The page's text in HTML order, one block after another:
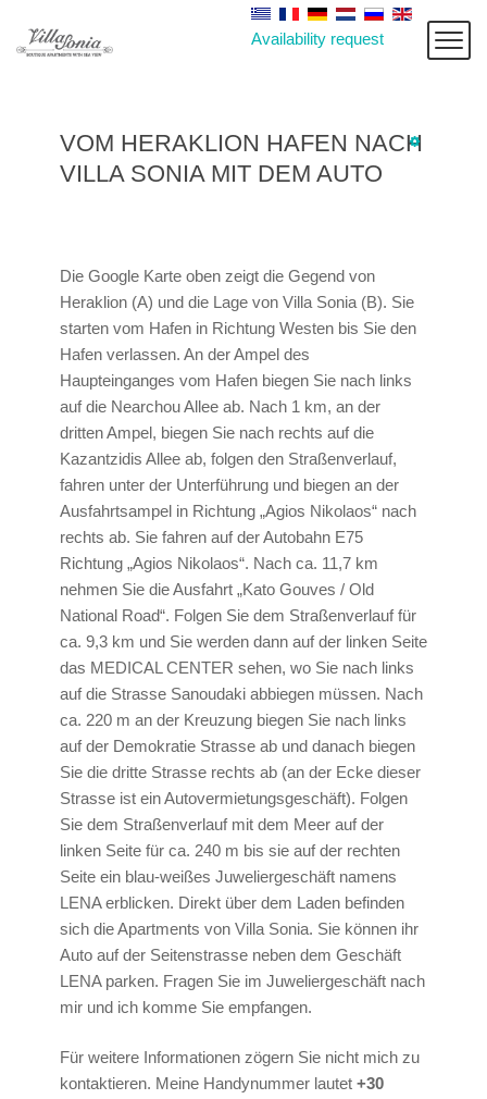
Availability request
VOM HERAKLION HAFEN NACH
VILLA SONIA MIT DEM AUTO
Die Google Karte oben zeigt die Gegend von
Heraklion (A) und die Lage von Villa Sonia (B). Sie
starten vom Hafen in Richtung Westen bis Sie den
Hafen verlassen. An der Ampel des
Haupteinganges vom Hafen biegen Sie nach links
auf die Nearchou Allee ab. Nach 1 km, an der
dritten Ampel, biegen Sie nach rechts auf die
Kazantzidis Allee ab, folgen den Straßenverlauf,
fahren unter der Unterführung und biegen an der
Ausfahrtsampel in Richtung „Agios Nikolaos“ nach
rechts ab. Sie fahren auf der Autobahn E75
Richtung „Agios Nikolaos“. Nach ca. 11,7 km
nehmen Sie die Ausfahrt „Kato Gouves / Old
National Road“. Folgen Sie dem Straßenverlauf für
ca. 9,3 km und Sie werden dann auf der linken Seite
das MEDICAL CENTER sehen, wo Sie nach links
auf die Strasse Sanoudaki abbiegen müssen. Nach
ca. 220 m an der Kreuzung biegen Sie nach links
auf der Demokratie Strasse ab und danach biegen
Sie die dritte Strasse rechts ab (an der Ecke dieser
Strasse ist ein Autovermietungsgeschäft). Folgen
Sie dem Straßenverlauf mit dem Meer auf der
linken Seite für ca. 240 m bis sie auf der rechten
Seite ein blau-weißes Juweliergeschäft namens
LENA erblicken. Direkt über dem Laden befinden
sich die Apartments von Villa Sonia. Sie können ihr
Auto auf der Seitenstrasse neben dem Geschäft
LENA parken. Fragen Sie im Juweliergeschäft nach
mir und ich komme Sie empfangen.
Für weitere Informationen zögern Sie nicht mich zu
kontaktieren. Meine Handynummer lautet +30